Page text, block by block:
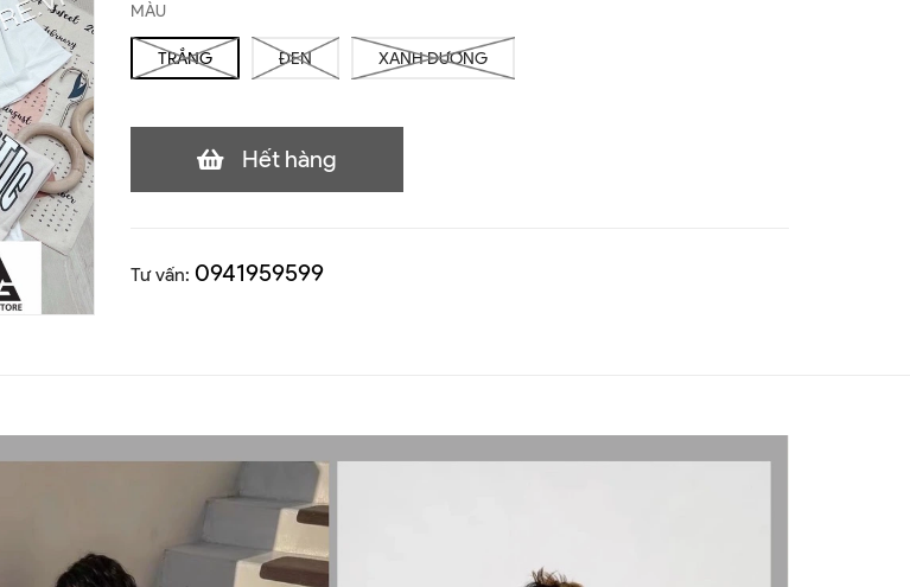
MÀU
TRẮNG ĐEN XANH DƯƠNG
Hết hàng
Tư vấn: 0941959599